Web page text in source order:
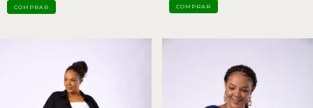
COMPRAR COMPRAR